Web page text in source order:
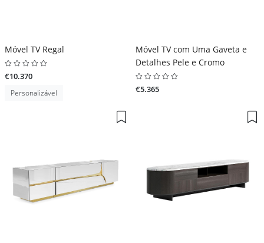
Móvel TV Regal
€10.370
Personalizável
Móvel TV com Uma Gaveta e
Detalhes Pele e Cromo
€5.365